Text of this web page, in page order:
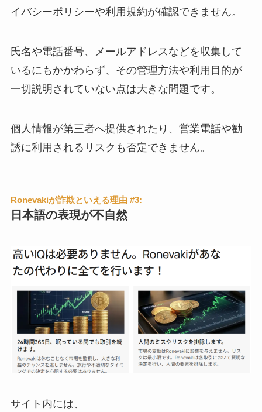
イバシーポリシーや利用規約が確認できません。
氏名や電話番号、メールアドレスなどを収集して
いるにもかかわらず、その管理方法や利用目的が
一切説明されていない点は大きな問題です。
個人情報が第三者へ提供されたり、営業電話や勧
誘に利用されるリスクも否定できません。
Ronevakiが詐欺といえる理由 #3:
日本語の表現が不自然
サイト内には、